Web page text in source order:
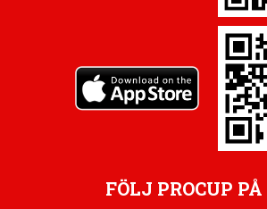
FÖLJ PROCUP PÅ